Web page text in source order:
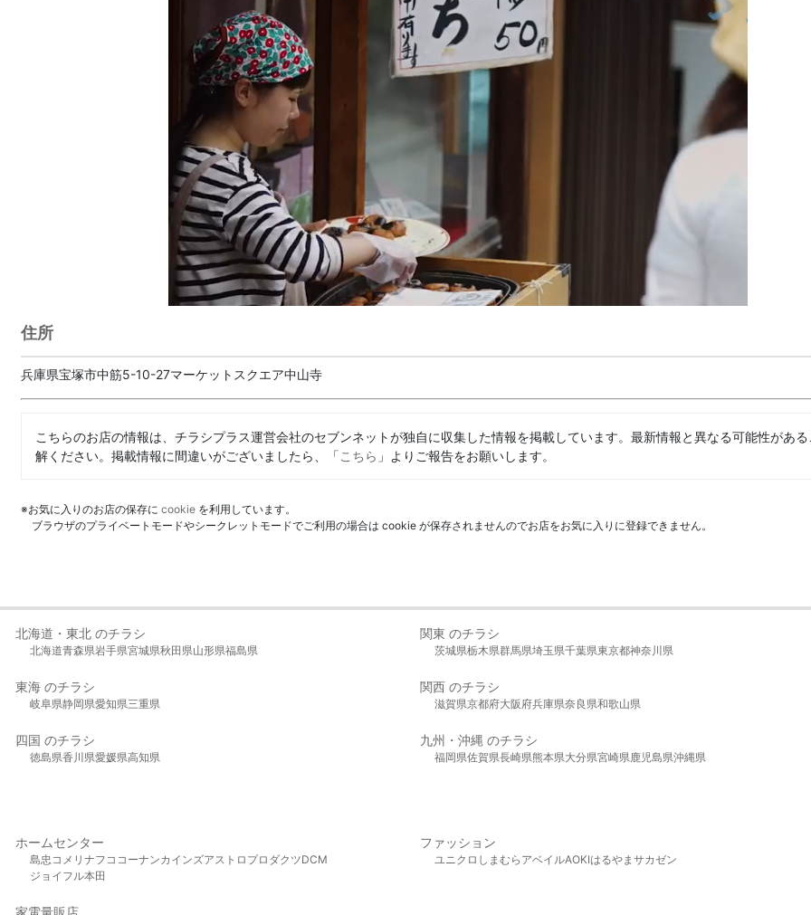
住所
兵庫県宝塚市中筋5-10-27マーケットスクエア中山寺
こちらのお店の情報は、チラシプラス運営会社のセブンネットが独自に収集した情報を掲載しています。最新情報と異なる可能性があ
解ください。掲載情報に間違いがございましたら、「こちら 」よりご報告をお願いします。
※お気に入りのお店の保存に cookie を利用しています。
ブラウザのプライベートモードやシークレットモードでご利用の場合は cookie が保存されませんのでお店をお気に入りに登録できません。
北海道・東北 のチラシ
北海道青森県岩手県宮城県秋田県山形県福島県
関東 のチラシ
茨城県栃木県群馬県埼玉県千葉県東京都神奈川県
東海 のチラシ
岐阜県静岡県愛知県三重県
関西 のチラシ
滋賀県京都府大阪府兵庫県奈良県和歌山県
四国 のチラシ
徳島県香川県愛媛県高知県
九州・沖縄 のチラシ
福岡県佐賀県長崎県熊本県大分県宮崎県鹿児島県沖縄県
ホームセンター
島忠 コメリ ナフコ コーナンカインズアストロプロダクツDCM
ジョイフル本田
ファッション
ユニクロ しまむら アベイルAOKIはるやま サカゼン